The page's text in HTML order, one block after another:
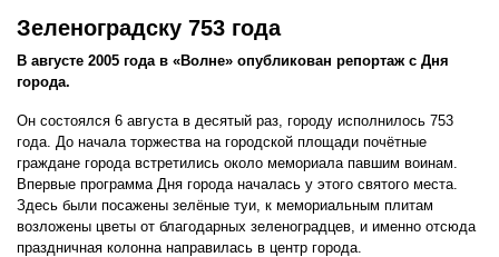
Зеленоградску 753 года
В августе 2005 года в «Волне» опубликован репортаж с Дня
города.
Он состоялся 6 августа в десятый раз, городу исполнилось 753
года. До начала торжества на городской площади почётные
граждане города встретились около мемориала павшим воинам.
Впервые программа Дня города началась у этого святого места.
Здесь были посажены зелёные туи, к мемориальным плитам
возложены цветы от благодарных зеленоградцев, и именно отсюда
праздничная колонна направилась в центр города.